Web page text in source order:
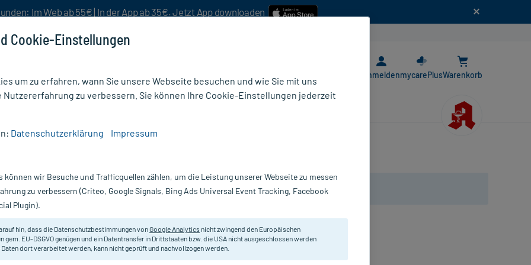
Im Web ab 55€ | In der App ab 35€. Jetzt App downloaden
AnmeldenmycarePlusWarenkorb
Nur für kurze Zeit:Gratis-Versand* ab 19€ Mindestbestellwert!
C und Zink,
H&S Tee
Früchte-Kräutertee mit leicht süßen Holundergeschmack.
Cookie-Einstellungen
um zu erfahren, wann Sie unsere Webseite besuchen und wie Sie mit uns
Nutzererfahrung zu verbessern. Sie können Ihre Cookie-Einstellungen jederzeit
Datenschutzerklärung Impressum
können wir Besuche und Trafficquellen zählen, um die Leistung unserer Webseite zu messen
zu verbessern (Criteo, Google Signals, Bing Ads Universal Event Tracking, Facebook
Plugin).
hin, dass die Datenschutzbestimmungen vonGoogle Analytics nicht zwingend den Europäischen
gem. EU-DSGVO genügen und ein Datentransfer in Drittstaaten bzw. die USA nicht ausgeschlossen werden
Daten dort verarbeitet werden, kann nicht geprüft und nachvollzogen werden.